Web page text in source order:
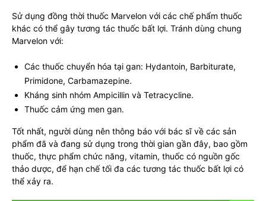
Sử dụng đồng thời thuốc Marvelon với các chế phẩm thuốc
khác có thể gây tương tác thuốc bất lợi. Tránh dùng chung
Marvelon với:
Các thuốc chuyển hóa tại gan: Hydantoin, Barbiturate,
Primidone, Carbamazepine.
Kháng sinh nhóm Ampicillin và Tetracycline.
Thuốc cảm ứng men gan.
Tốt nhất, người dùng nên thông báo với bác sĩ về các sản
phẩm đã và đang sử dụng trong thời gian gần đây, bao gồm
thuốc, thực phẩm chức năng, vitamin, thuốc có nguồn gốc
thảo dược, để hạn chế tối đa các tương tác thuốc bất lợi có
thể xảy ra.